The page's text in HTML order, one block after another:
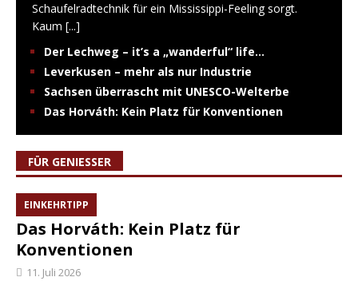
Schaufelradtechnik für ein Mississippi-Feeling sorgt.
Kaum [...]
Der Lechweg – it’s a „wanderful“ life…
Leverkusen – mehr als nur Industrie
Sachsen überrascht mit UNESCO-Welterbe
Das Horváth: Kein Platz für Konventionen
FÜR GENIESSER
EINKEHRTIPP
Das Horváth: Kein Platz für
Konventionen
11. Juli 2026